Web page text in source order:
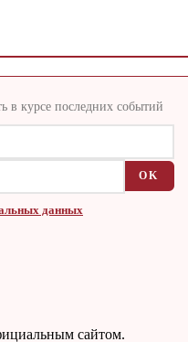
в курсе последних событий
OK
данных
сайтом.